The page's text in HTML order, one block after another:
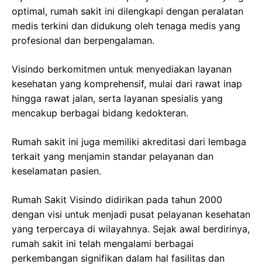
optimal, rumah sakit ini dilengkapi dengan peralatan
medis terkini dan didukung oleh tenaga medis yang
profesional dan berpengalaman.
Visindo berkomitmen untuk menyediakan layanan
kesehatan yang komprehensif, mulai dari rawat inap
hingga rawat jalan, serta layanan spesialis yang
mencakup berbagai bidang kedokteran.
Rumah sakit ini juga memiliki akreditasi dari lembaga
terkait yang menjamin standar pelayanan dan
keselamatan pasien.
Rumah Sakit Visindo didirikan pada tahun 2000
dengan visi untuk menjadi pusat pelayanan kesehatan
yang terpercaya di wilayahnya. Sejak awal berdirinya,
rumah sakit ini telah mengalami berbagai
perkembangan signifikan dalam hal fasilitas dan